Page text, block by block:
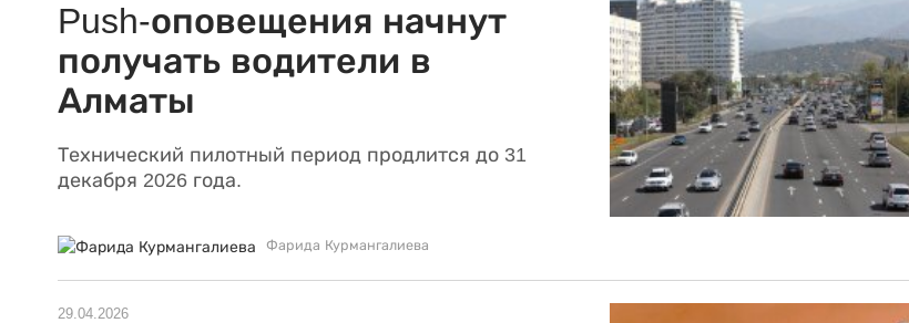
Push-оповещения начнут
получать водители в
Алматы
Технический пилотный период продлится до 31
декабря 2026 года.
Фарида Курмангалиева
29.04.2026